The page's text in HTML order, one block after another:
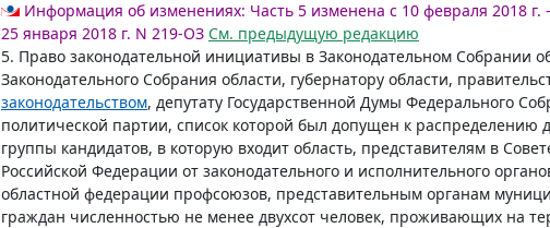
Информация об изменениях: Часть 5 изменена с 10 февраля 2018 г. -
25 января 2018 г. N 219-ОЗ См. предыдущую редакцию
5. Право законодательной инициативы в Законодательном Собрании
Законодательного Собрания области, губернатору области,
законодательством, депутату Государственной Думы Федерального
политической партии, список которой был допущен к распределению
группы кандидатов, в которую входит область, представителям в
Российской Федерации от законодательного и исполнительного
областной федерации профсоюзов, представительным органам
граждан численностью не менее двухсот человек, проживающих на